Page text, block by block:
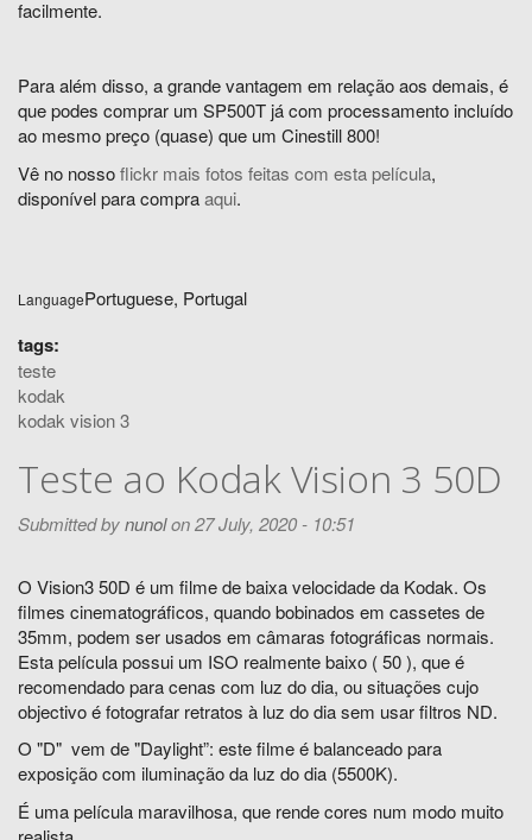
facilmente.
Para além disso, a grande vantagem em relação aos demais, é
que podes comprar um SP500T já com processamento incluído
ao mesmo preço (quase) que um Cinestill 800!
Vê no nossoflickr mais fotos feitas com esta película,
disponível para compraaqui.
LanguagePortuguese, Portugal
tags:
teste
kodak
kodak vision 3
Teste ao Kodak Vision 3 50D
Submitted bynunolon 27 July, 2020 - 10:51
O Vision3 50D é um filme de baixa velocidade da Kodak. Os
filmes cinematográficos, quando bobinados em cassetes de
35mm, podem ser usados em câmaras fotográficas normais.
Esta película possui um ISO realmente baixo ( 50 ), que é
recomendado para cenas com luz do dia, ou situações cujo
objectivo é fotografar retratos à luz do dia sem usar filtros ND.
O "D" vem de "Daylight”: este filme é balanceado para
exposição com iluminação da luz do dia (5500K).
É uma película maravilhosa, que rende cores num modo muito